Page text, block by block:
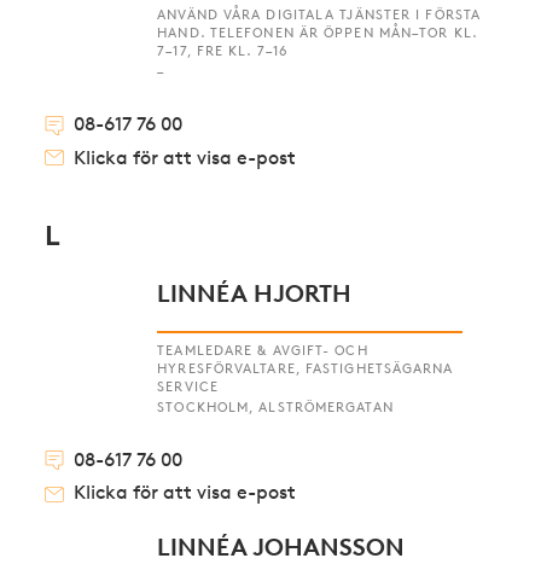
ANVÄND VÅRA DIGITALA TJÄNSTER I FÖRSTA
HAND. TELEFONEN ÄR ÖPPEN MÅN–TOR KL.
7–17, FRE KL. 7–16
–
08-617 76 00
Klicka för att visa e-post
L
LINNÉA HJORTH
TEAMLEDARE & AVGIFT- OCH
HYRESFÖRVALTARE, FASTIGHETSÄGARNA
SERVICE
STOCKHOLM, ALSTRÖMERGATAN
08-617 76 00
Klicka för att visa e-post
LINNÉA JOHANSSON